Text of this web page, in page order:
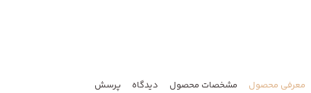
معرفی محصول مشخصات محصول دیدگاه پرسش